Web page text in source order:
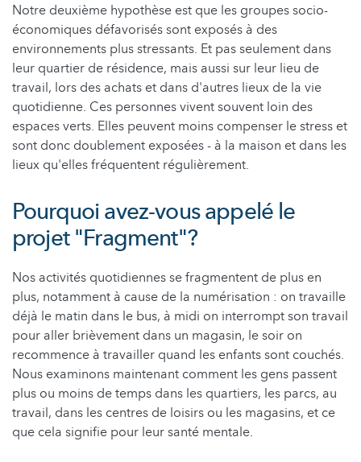
Notre deuxième hypothèse est que les groupes socio-
économiques défavorisés sont exposés à des
environnements plus stressants. Et pas seulement dans
leur quartier de résidence, mais aussi sur leur lieu de
travail, lors des achats et dans d'autres lieux de la vie
quotidienne. Ces personnes vivent souvent loin des
espaces verts. Elles peuvent moins compenser le stress et
sont donc doublement exposées - à la maison et dans les
lieux qu'elles fréquentent régulièrement.
Pourquoi avez-vous appelé le
projet "Fragment"?
Nos activités quotidiennes se fragmentent de plus en
plus, notamment à cause de la numérisation : on travaille
déjà le matin dans le bus, à midi on interrompt son travail
pour aller brièvement dans un magasin, le soir on
recommence à travailler quand les enfants sont couchés.
Nous examinons maintenant comment les gens passent
plus ou moins de temps dans les quartiers, les parcs, au
travail, dans les centres de loisirs ou les magasins, et ce
que cela signifie pour leur santé mentale.